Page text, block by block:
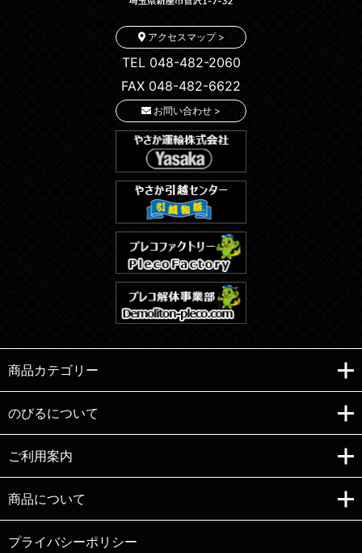
アクセスマップ >
TEL 048-482-2060
FAX 048-482-6622
お問い合わせ >
商品カテゴリー
のびるについて
ご利用案内
商品について
プライバシーポリシー
Copyright (C)e-nobiru All right reserved.